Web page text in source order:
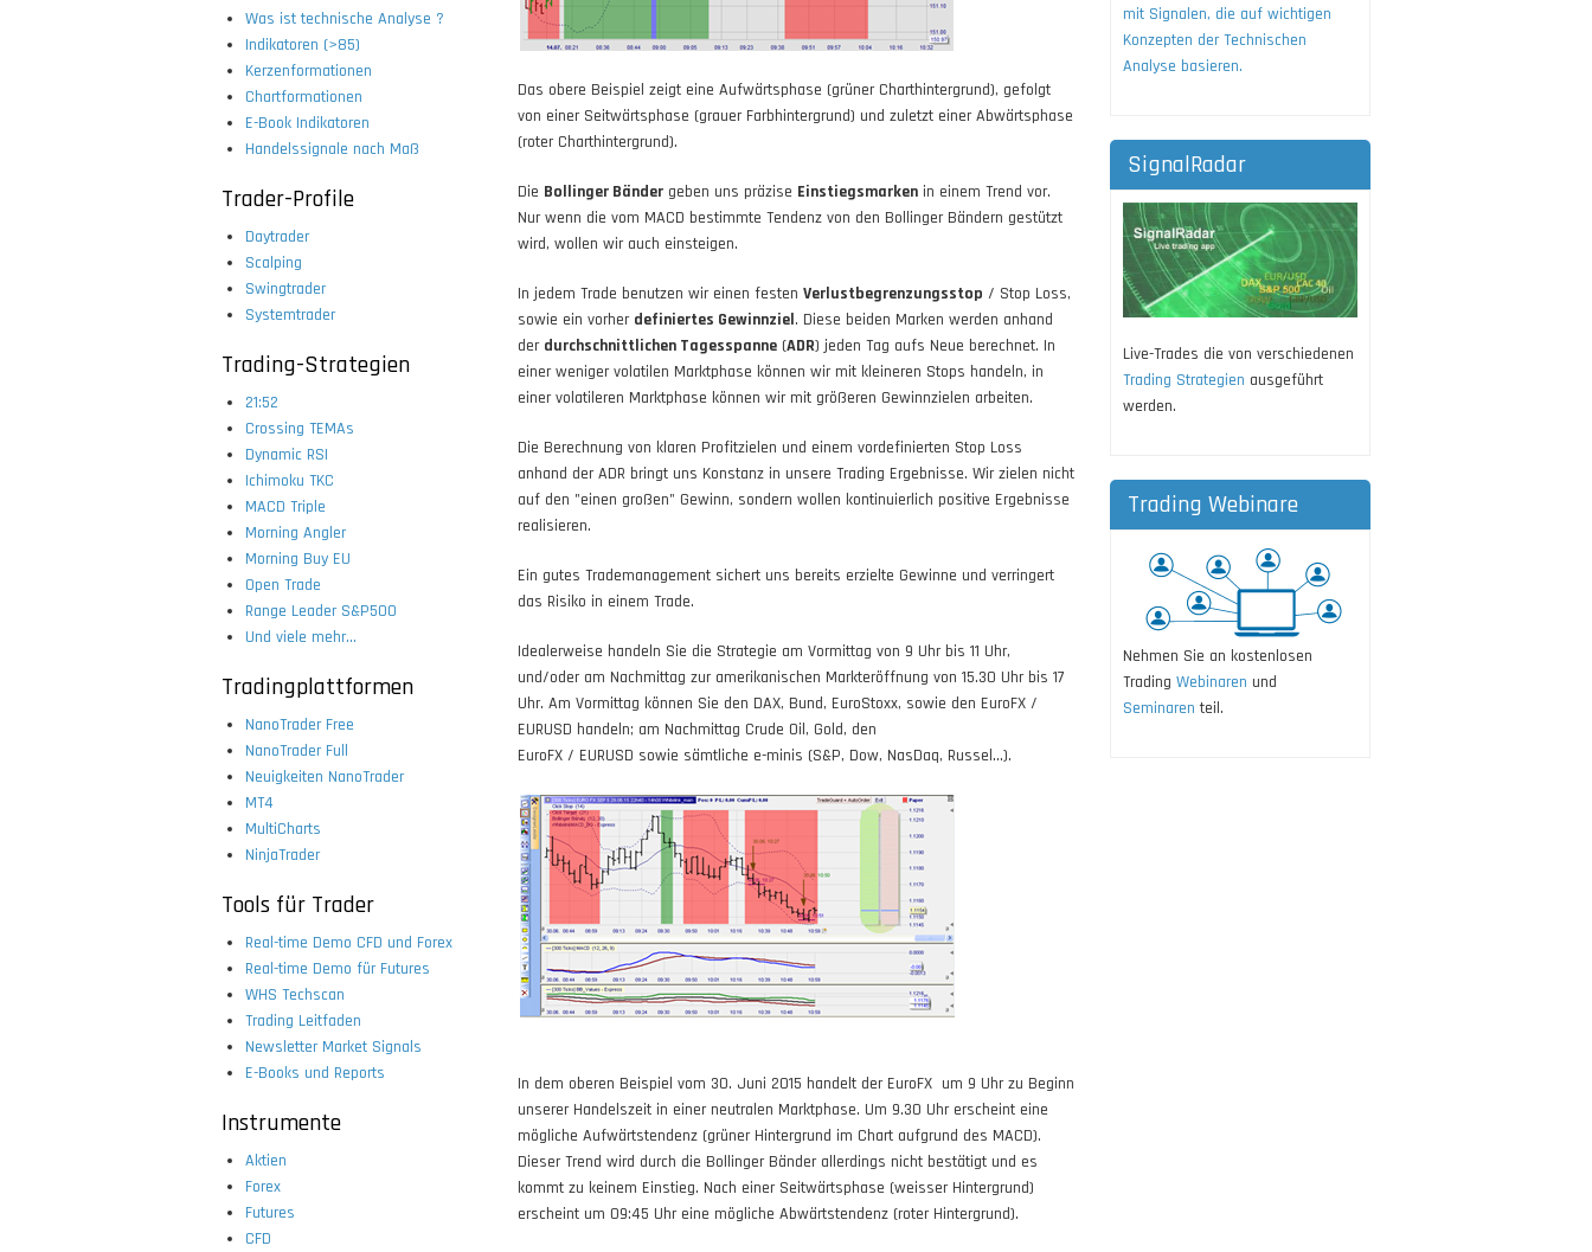
Was ist technische Analyse ?
Indikatoren (>85)
Kerzenformationen
Chartformationen
E-Book Indikatoren
Handelssignale nach Maß
Trader-Profile
Daytrader
Scalping
Swingtrader
Systemtrader
Trading-Strategien
21:52
Crossing TEMAs
Dynamic RSI
Ichimoku TKC
MACD Triple
Morning Angler
Morning Buy EU
Open Trade
Range Leader S&P500
Und viele mehr...
Tradingplattformen
NanoTrader Free
NanoTrader Full
Neuigkeiten NanoTrader
MT4
MultiCharts
NinjaTrader
Tools für Trader
Real-time Demo CFD und Forex
Real-time Demo für Futures
WHS Techscan
Trading Leitfaden
Newsletter Market Signals
E-Books und Reports
Instrumente
Aktien
Forex
Futures
CFD
Das obere Beispiel zeigt eine Aufwärtsphase (grüner Charthintergrund), gefolgt
von einer Seitwärtsphase (grauer Farbhintergrund) und zuletzt einer Abwärtsphase
(roter Charthintergrund).
Die Bollinger Bänder geben uns präzise Einstiegsmarken in einem Trend vor.
Nur wenn die vom MACD bestimmte Tendenz von den Bollinger Bändern gestützt
wird, wollen wir auch einsteigen.
In jedem Trade benutzen wir einen festen Verlustbegrenzungsstop / Stop Loss,
sowie ein vorher definiertes Gewinnziel. Diese beiden Marken werden anhand
der durchschnittlichen Tagesspanne (ADR) jeden Tag aufs Neue berechnet. In
einer weniger volatilen Marktphase können wir mit kleineren Stops handeln, in
einer volatileren Marktphase können wir mit größeren Gewinnzielen arbeiten.
Die Berechnung von klaren Profitzielen und einem vordefinierten Stop Loss
anhand der ADR bringt uns Konstanz in unsere Trading Ergebnisse. Wir zielen nicht
auf den "einen großen" Gewinn, sondern wollen kontinuierlich positive Ergebnisse
realisieren.
Ein gutes Trademanagement sichert uns bereits erzielte Gewinne und verringert
das Risiko in einem Trade.
Idealerweise handeln Sie die Strategie am Vormittag von 9 Uhr bis 11 Uhr,
und/oder am Nachmittag zur amerikanischen Markteröffnung von 15.30 Uhr bis 17
Uhr. Am Vormittag können Sie den DAX, Bund, EuroStoxx, sowie den EuroFX /
EURUSD handeln; am Nachmittag Crude Oil, Gold, den
EuroFX / EURUSD sowie sämtliche e-minis (S&P, Dow, NasDaq, Russel...).
In dem oberen Beispiel vom 30. Juni 2015 handelt der EuroFX um 9 Uhr zu Beginn
unserer Handelszeit in einer neutralen Marktphase. Um 9.30 Uhr erscheint eine
mögliche Aufwärtstendenz (grüner Hintergrund im Chart aufgrund des MACD).
Dieser Trend wird durch die Bollinger Bänder allerdings nicht bestätigt und es
kommt zu keinem Einstieg. Nach einer Seitwärtsphase (weisser Hintergrund)
erscheint um 09:45 Uhr eine mögliche Abwärtstendenz (roter Hintergrund).
mit Signalen, die auf wichtigen
Konzepten der Technischen
Analyse basieren.
SignalRadar
Live-Trades die von verschiedenen
Trading Strategien ausgeführt
werden.
Trading Webinare
Nehmen Sie an kostenlosen
Trading Webinaren und
Seminaren teil.